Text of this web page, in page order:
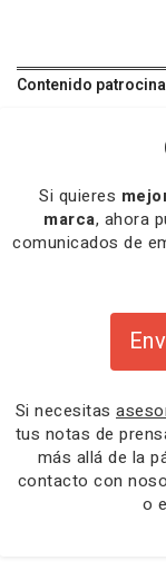
Contenido
Si quieres
marca, ahora
comunicados de
Si necesitas
tus notas de
más allá de la
contacto con
o